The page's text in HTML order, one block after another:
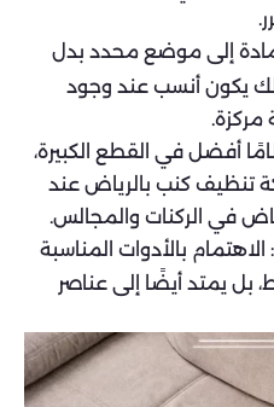
إلى موضع محدد بدل
يكون أنسب عند وجود
أفضل في القطع الكبيرة،
تنظيف كنب بالرياض عند
في الركنات والمجالس.
: الاهتمام بالأدوات المناسبة
بل يمتد أيضًا إلى عناصر